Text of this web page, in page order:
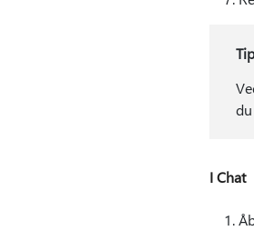
I Chat